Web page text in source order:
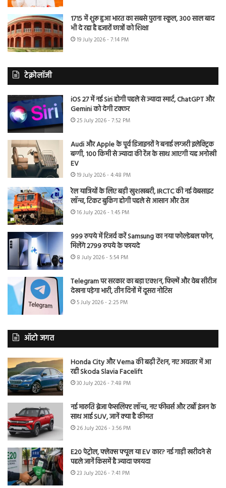
1715 में शुरू हुआ भारत का सबसे पुराना स्कूल, 300 साल बाद
भी दे रहा है हजारों छात्रों को शिक्षा
19 July 2026 - 7:14 PM
टेक्नोलॉजी
iOS 27 में नई Siri होगी पहले से ज्यादा स्मार्ट, ChatGPT और
Gemini को देगी टक्कर
25 July 2026 - 7:52 PM
Audi और Apple के पूर्व डिजाइनरों ने बनाई लग्जरी इलेक्ट्रिक
बग्गी, 100 किमी से ज्यादा की रेंज के साथ आएगी यह अनोखी
EV
19 July 2026 - 4:48 PM
रेल यात्रियों के लिए बड़ी खुशखबरी, IRCTC की नई वेबसाइट
लॉन्च, टिकट बुकिंग होगी पहले से आसान और तेज
16 July 2026 - 1:45 PM
999 रुपये में रिजर्व करें Samsung का नया फोल्डेबल फोन,
मिलेंगे 2799 रुपये के फायदे
8 July 2026 - 5:54 PM
Telegram पर सरकार का बड़ा एक्शन, फिल्में और वेब सीरीज
देखना पड़ेगा भारी, तीन दिनों में दूसरा नोटिस
5 July 2026 - 2:25 PM
ऑटो जगत
Honda City और Verna की बढ़ी टेंशन, नए अवतार में आ
रही Skoda Slavia Facelift
30 July 2026 - 7:48 PM
नई मारुति ब्रेजा फेसलिफ्ट लॉन्च, नए फीचर्स और टर्बो इंजन के
साथ आई SUV, जानें क्या है कीमत
26 July 2026 - 3:56 PM
E20 पेट्रोल, फ्लेक्स फ्यूल या EV कार? नई गाड़ी खरीदने से
पहले जानें किसमें है ज्यादा फायदा
23 July 2026 - 7:41 PM